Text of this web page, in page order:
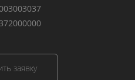
заявку